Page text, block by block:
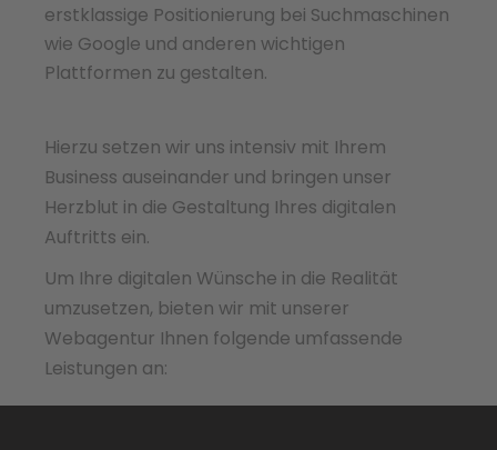
erstklassige Positionierung bei Suchmaschinen
wie Google und anderen wichtigen
Plattformen zu gestalten.
Hierzu setzen wir uns intensiv mit Ihrem
Business auseinander und bringen unser
Herzblut in die Gestaltung Ihres digitalen
Auftritts ein.
Um Ihre digitalen Wünsche in die Realität
umzusetzen, bieten wir mit unserer
Webagentur Ihnen folgende umfassende
Leistungen an: